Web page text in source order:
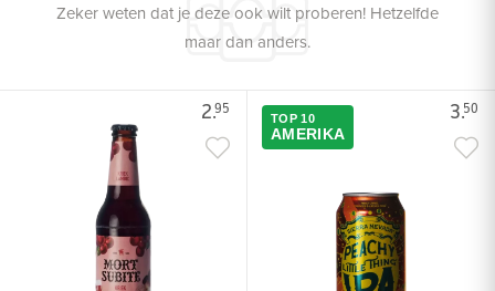
Zeker weten dat je deze ook wilt proberen! Hetzelfde
maar dan anders.
2.95 3.50
TOP 10
AMERIKA